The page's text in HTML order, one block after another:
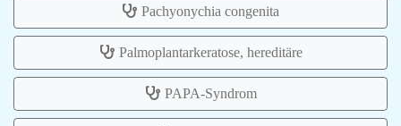
Pachyonychia congenita
Palmoplantarkeratose, hereditäre
PAPA-Syndrom